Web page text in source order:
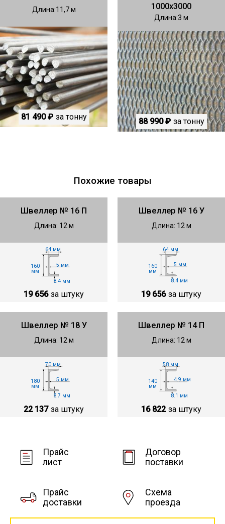
Длина 11,7
81 490 ₽ за тонну
1000х3000
Длина 3
88 990 ₽ за тонну
Похожие товары
Швеллер № 16 П
Длина: 12 м
64 мм
160
мм
5 мм
8.4 мм
19 656 за штуку
Швеллер № 16 У
Длина: 12 м
64 мм
160
мм
5 мм
8.4 мм
19 656 за штуку
Швеллер № 18 У
Длина: 12 м
70 мм
180
мм
5 мм
8.7 мм
22 137 за штуку
Швеллер № 14 П
Длина: 12 м
58 мм
140
мм
4.9 мм
8.1 мм
16 822 за штуку
Прайс
лист
Договор
поставки
Прайс
доставки
Схема
проезда